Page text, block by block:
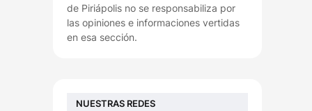
de Piriápolis no se responsabiliza por
las opiniones e informaciones vertidas
en esa sección.
NUESTRAS REDES